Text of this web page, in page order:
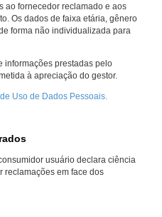
ao fornecedor reclamado e aos
Os dados de faixa etária, gênero
forma não individualizada para
informações prestadas pelo
à apreciação do gestor.
Uso de Dados Pessoais.
usuário declara ciência
reclamações em face dos